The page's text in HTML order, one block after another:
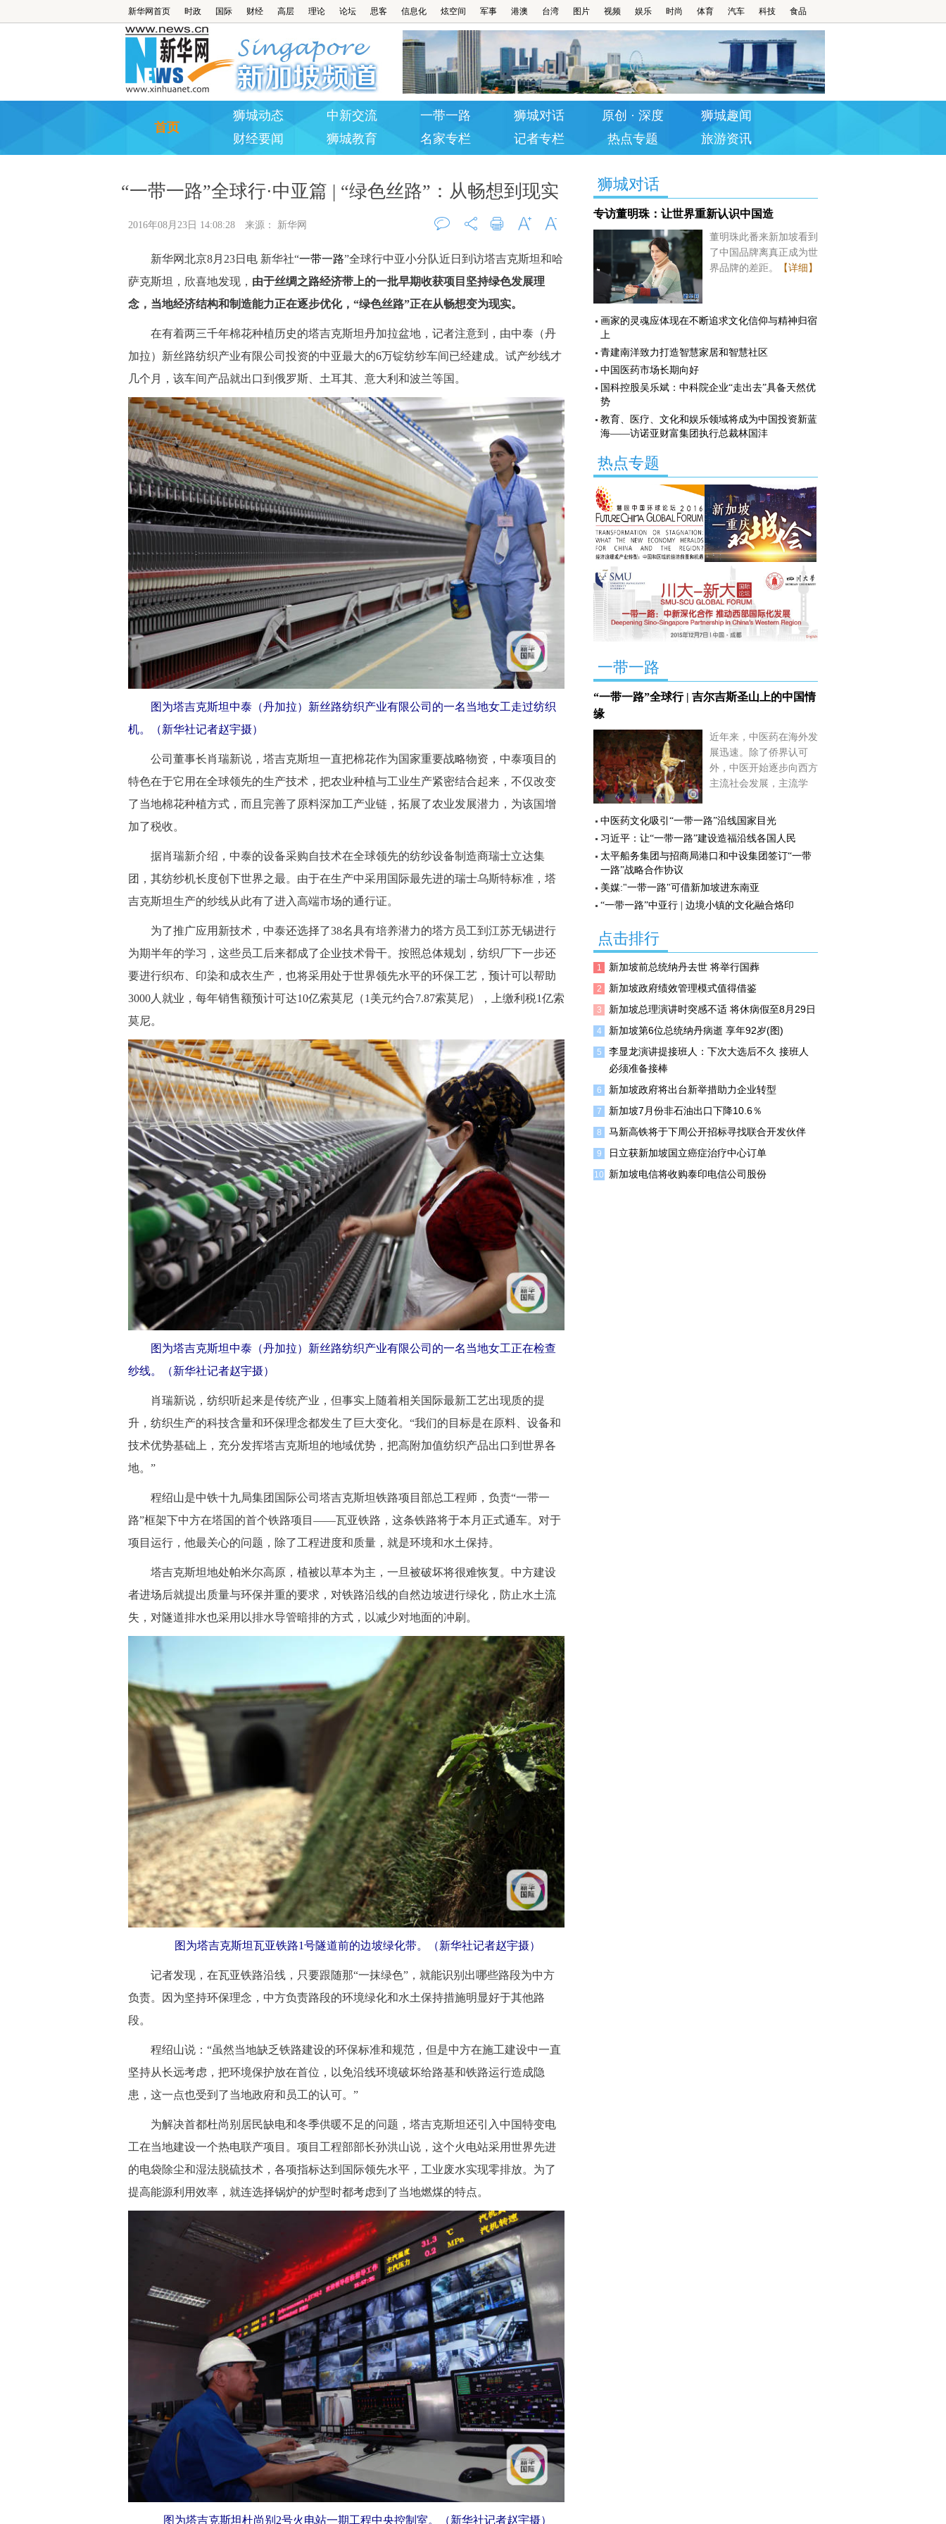
新华网首页 时政 国际 财经 高层 理论 论坛 思客 信息化 炫空间 军事 港澳 台湾 图片 视频 娱乐 时尚 体育 汽车 科技 食品
首页
狮城动态 中新交流 一带一路 狮城对话 原创 · 深度
狮城趣闻
财经要闻
狮城教育 名家专栏 记者专栏 热点专题 旅游资讯
狮城对话
专访董明珠：让世界重新认识中国造
董明珠此番来新加坡看到
了中国品牌离真正成为世
界品牌的差距。
【详细】
画家的灵魂应体现在不断追求文化信仰与精神归宿
上
青建南洋致力打造智慧家居和智慧社区
中国医药市场长期向好
国科控股吴乐斌：中科院企业“走出去”具备天然优
势
教育、医疗、文化和娱乐领域将成为中国投资新蓝
海——访诺亚财富集团执行总裁林国沣
热点专题
一带一路
“一带一路”全球行 | 吉尔吉斯圣山上的中国情
缘
近年来，中医药在海外发
展迅速。除了侨界认可
外，中医开始逐步向西方
主流社会发展，主流学
值得借鉴的传统医学。
中医药文化吸引“一带一路”沿线国家目光
习近平：让“一带一路”建设造福沿线各国人民
太平船务集团与招商局港口和中设集团签订“一带
一路”战略合作协议
美媒:"一带一路"可借新加坡进东南亚
“一带一路”中亚行 | 边境小镇的文化融合烙印
点击排行
1 新加坡前总统纳丹去世 将举行国葬
2 新加坡政府绩效管理模式值得借鉴
3 新加坡总理演讲时突感不适 将休病假至8月29日
4 新加坡第6位总统纳丹病逝 享年92岁(图)
5
李显龙演讲提接班人：下次大选后不久 接班人
必须准备接棒
6 新加坡政府将出台新举措助力企业转型
7 新加坡7月份非石油出口下降10.6％
8 马新高铁将于下周公开招标寻找联合开发伙伴
9 日立获新加坡国立癌症治疗中心订单
10 新加坡电信将收购泰印电信公司股份
“一带一路”全球行·中亚篇 | “绿色丝路”：从畅想到现实
2016年08月23日 14:08:28 来源： 新华网
评论 打印 字大 字小
新华网北京8月23日电 新华社“一带一路”全球行中亚小分队近日到访塔吉克斯坦和哈
萨克斯坦，欣喜地发现， 由于丝绸之路经济带上的一批早期收获项目坚持绿色发展理
念，当地经济结构和制造能力正在逐步优化，“绿色丝路”正在从畅想变为现实。
在有着两三千年棉花种植历史的塔吉克斯坦丹加拉盆地，记者注意到，由中泰（丹
加拉）新丝路纺织产业有限公司投资的中亚最大的6万锭纺纱车间已经建成。试产纱线才
几个月，该车间产品就出口到俄罗斯、土耳其、意大利和波兰等国。
图为塔吉克斯坦中泰（丹加拉）新丝路纺织产业有限公司的一名当地女工走过纺织
机。（新华社记者赵宇摄）
公司董事长肖瑞新说，塔吉克斯坦一直把棉花作为国家重要战略物资，中泰项目的
特色在于它用在全球领先的生产技术，把农业种植与工业生产紧密结合起来，不仅改变
了当地棉花种植方式，而且完善了原料深加工产业链，拓展了农业发展潜力，为该国增
加了税收。
据肖瑞新介绍，中泰的设备采购自技术在全球领先的纺纱设备制造商瑞士立达集
团，其纺纱机长度创下世界之最。由于在生产中采用国际最先进的瑞士乌斯特标准，塔
吉克斯坦生产的纱线从此有了进入高端市场的通行证。
为了推广应用新技术，中泰还选择了38名具有培养潜力的塔方员工到江苏无锡进行
为期半年的学习，这些员工后来都成了企业技术骨干。按照总体规划，纺织厂下一步还
要进行织布、印染和成衣生产，也将采用处于世界领先水平的环保工艺，预计可以帮助
3000人就业，每年销售额预计可达10亿索莫尼（1美元约合7.87索莫尼），上缴利税1亿索
莫尼。
图为塔吉克斯坦中泰（丹加拉）新丝路纺织产业有限公司的一名当地女工正在检查
纱线。（新华社记者赵宇摄）
肖瑞新说，纺织听起来是传统产业，但事实上随着相关国际最新工艺出现质的提
升，纺织生产的科技含量和环保理念都发生了巨大变化。“我们的目标是在原料、设备和
技术优势基础上，充分发挥塔吉克斯坦的地域优势，把高附加值纺织产品出口到世界各
地。”
程绍山是中铁十九局集团国际公司塔吉克斯坦铁路项目部总工程师，负责“一带一
路”框架下中方在塔国的首个铁路项目——瓦亚铁路，这条铁路将于本月正式通车。对于
项目运行，他最关心的问题，除了工程进度和质量，就是环境和水土保持。
塔吉克斯坦地处帕米尔高原，植被以草本为主，一旦被破坏将很难恢复。中方建设
者进场后就提出质量与环保并重的要求，对铁路沿线的自然边坡进行绿化，防止水土流
失，对隧道排水也采用以排水导管暗排的方式，以减少对地面的冲刷。
图为塔吉克斯坦瓦亚铁路1号隧道前的边坡绿化带。（新华社记者赵宇摄）
记者发现，在瓦亚铁路沿线，只要跟随那“一抹绿色”，就能识别出哪些路段为中方
负责。因为坚持环保理念，中方负责路段的环境绿化和水土保持措施明显好于其他路
段。
程绍山说：“虽然当地缺乏铁路建设的环保标准和规范，但是中方在施工建设中一直
坚持从长远考虑，把环境保护放在首位，以免沿线环境破坏给路基和铁路运行造成隐
患，这一点也受到了当地政府和员工的认可。”
为解决首都杜尚别居民缺电和冬季供暖不足的问题，塔吉克斯坦还引入中国特变电
工在当地建设一个热电联产项目。项目工程部部长孙洪山说，这个火电站采用世界先进
的电袋除尘和湿法脱硫技术，各项指标达到国际领先水平，工业废水实现零排放。为了
提高能源利用效率，就连选择锅炉的炉型时都考虑到了当地燃煤的特点。
图为塔吉克斯坦杜尚别2号火电站一期工程中央控制室。（新华社记者赵宇摄）